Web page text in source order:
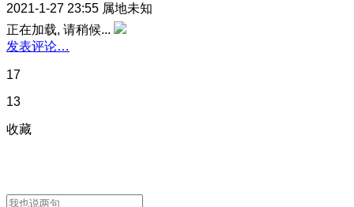
2021-1-27 23:55 属地未知
正在加载, 请稍候...
发表评论…
17
13
收藏